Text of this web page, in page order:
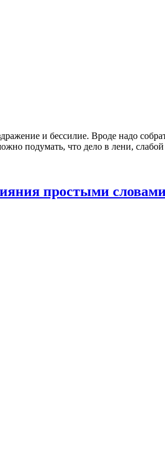
и бессилие. Вроде надо
подумать, что дело в лени,
простыми